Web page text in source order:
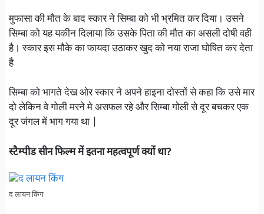
मुफासा की मौत के बाद स्कार ने सिम्बा को भी भ्रमित कर दिया। उसने
सिम्बा को यह यकीन दिलाया कि उसके पिता की मौत का असली दोषी वही
है। स्कार इस मौके का फायदा उठाकर खुद को नया राजा घोषित कर देता
है
सिम्बा को भागते देख ओर स्कार ने अपने हाइना दोस्तों से कहा कि उसे मार
दो लेकिन वे गोली मरने मे असफल रहे और सिम्बा गोली से दूर बचकर एक
दूर जंगल में भाग गया था |
स्टैम्पीड सीन फिल्म में इतना महत्वपूर्ण क्यों था?
द लायन किंग